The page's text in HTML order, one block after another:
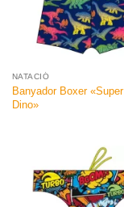
NATACIÓ
Banyador Boxer «Super
Dino»